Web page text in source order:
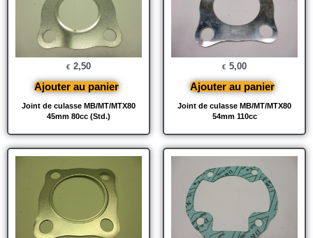
Joint de culasse MB/MT/MTX80
45mm 80cc (Std.)
€ 2,50
Ajouter au panier
Joint de culasse MB/MT/MTX80
54mm 110cc
€ 5,00
Ajouter au panier